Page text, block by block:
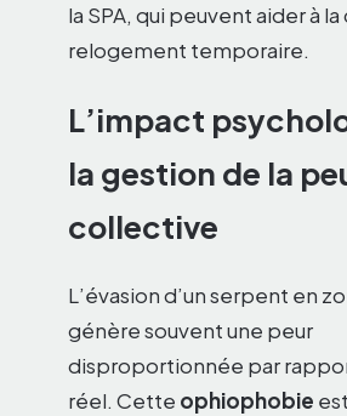
la SPA, qui peuvent aider à
relogement temporaire.
L’impact
la gestion de la
collective
L’évasion d’un serpent en
génère souvent une peur
disproportionnée par
réel. Cette ophiophobie